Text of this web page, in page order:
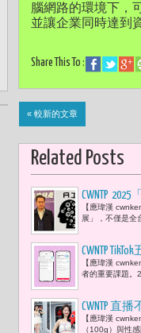
腦網路的環境下，
並讓企業同時達到
Share This To :
« 較新的文章
Related Posts
CWNTP
的功能不
【應瑋漢
展」，不僅是全
CWNTP
【應瑋漢
者的重要課題。
CWNTP 直
【應瑋漢
（100g）與性